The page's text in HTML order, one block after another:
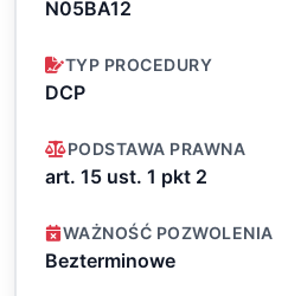
N05BA12
TYP PROCEDURY
DCP
PODSTAWA PRAWNA
art. 15 ust. 1 pkt 2
WAŻNOŚĆ POZWOLENIA
Bezterminowe